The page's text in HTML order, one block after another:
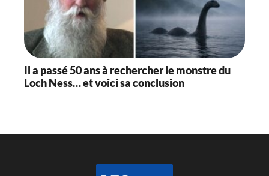
Il a passé 50 ans à rechercher le monstre du
Loch Ness… et voici sa conclusion